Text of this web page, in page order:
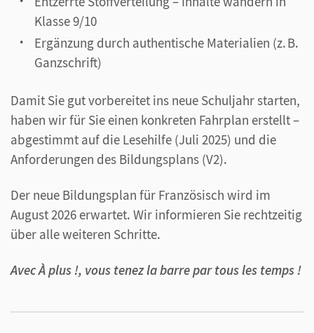
Klasse 9/10
Ergänzung durch authentische Materialien (z. B.
Ganzschrift)
Damit Sie gut vorbereitet ins neue Schuljahr starten,
haben wir für Sie einen konkreten Fahrplan erstellt –
abgestimmt auf die Lesehilfe (Juli 2025) und die
Anforderungen des Bildungsplans (V2).
Der neue Bildungsplan für Französisch wird im
August 2026 erwartet. Wir informieren Sie rechtzeitig
über alle weiteren Schritte.
Avec À plus !, vous tenez la barre par tous les temps !